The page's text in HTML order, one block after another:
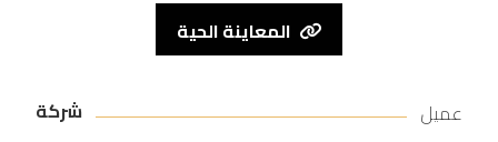
المعاينة الحية
عميل
شركة